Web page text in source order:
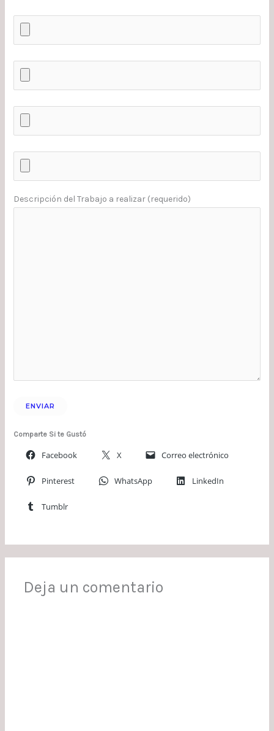
Descripción del Trabajo a realizar (requerido)
Comparte Si te Gustó
Facebook X Correo electrónico
Pinterest WhatsApp LinkedIn
Tumblr
Deja un comentario